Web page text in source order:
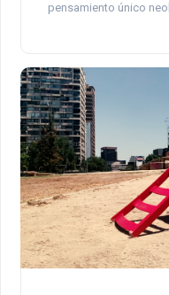
pensamiento único